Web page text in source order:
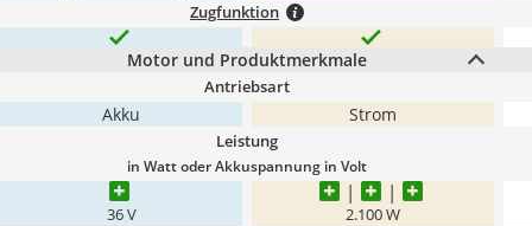
Zugfunktion
Motor und Produktmerkmale
Antriebsart
Akku Strom
Leistung
in Watt oder Akkuspannung in Volt
36 V 2.100 W